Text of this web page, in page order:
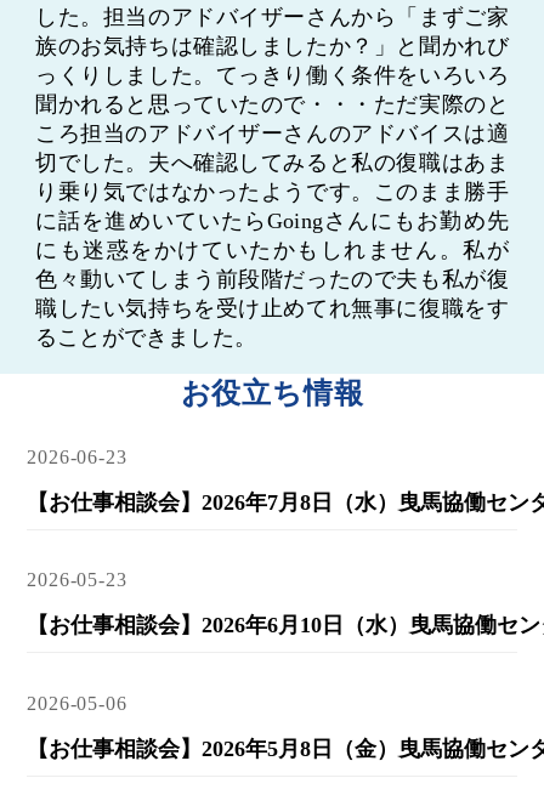
した。担当のアドバイザーさんから「まずご家
族のお気持ちは確認しましたか？」と聞かれび
っくりしました。てっきり働く条件をいろいろ
聞かれると思っていたので・・・ただ実際のと
ころ担当のアドバイザーさんのアドバイスは適
切でした。夫へ確認してみると私の復職はあま
り乗り気ではなかったようです。このまま勝手
に話を進めいていたらGoingさんにもお勤め先
にも迷惑をかけていたかもしれません。私が
色々動いてしまう前段階だったので夫も私が復
職したい気持ちを受け止めてれ無事に復職をす
ることができました。
お役立ち情報
2026-06-23
2026-05-23
2026-05-06